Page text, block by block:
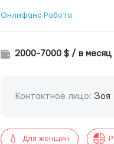
Онлифанс Работа
2000-7000 $ / в месяц
Контактное лицо: Зоя
Для женщин